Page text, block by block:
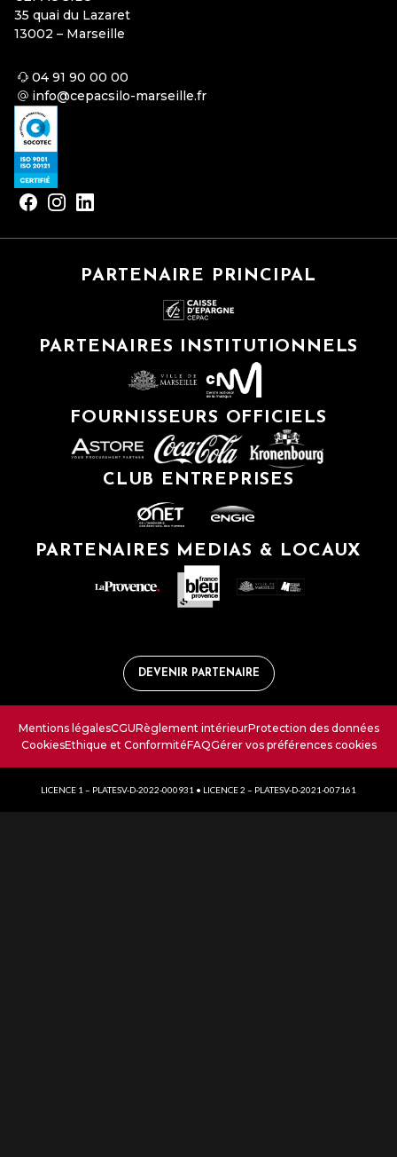
35 quai du Lazaret
13002 – Marseille
04 91 90 00 00
info@cepacsilo-marseille.fr
PARTENAIRE PRINCIPAL
PARTENAIRES INSTITUTIONNELS
FOURNISSEURS OFFICIELS
CLUB ENTREPRISES
PARTENAIRES MEDIAS & LOCAUX
DEVENIR PARTENAIRE
Mentions légalesCGURèglement intérieurProtection des données
CookiesEthique et ConformitéFAQGérer vos préférences cookies
LICENCE 1 – PLATESV-D-2022-000931 • LICENCE 2 – PLATESV-D-2021-007161